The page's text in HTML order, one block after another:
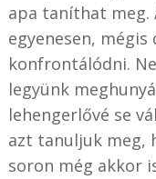
apa taníthat meg.
egyenesen,
konfrontálódni.
legyünk
lehengerlővé se
azt tanuljuk meg,
soron még akkor